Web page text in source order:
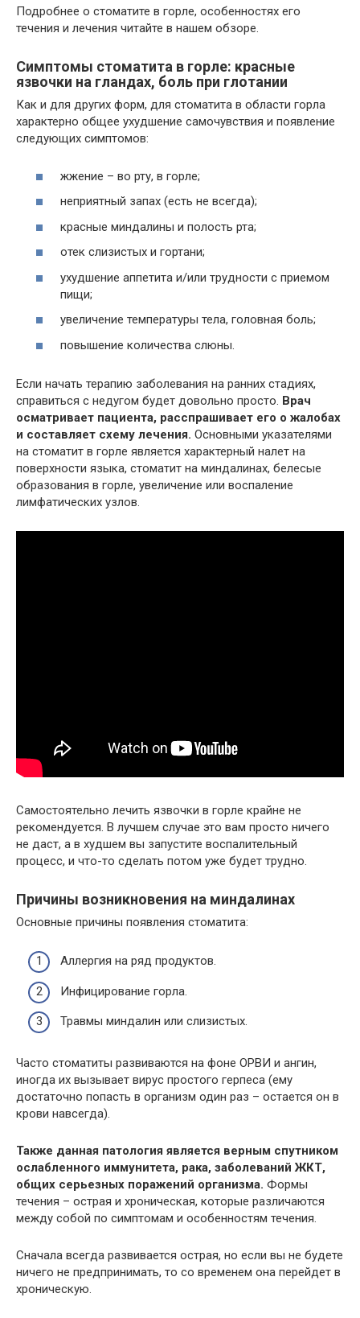
Подробнее о стоматите в горле, особенностях его
течения и лечения читайте в нашем обзоре.
Симптомы стоматита в горле: красные
язвочки на гландах, боль при глотании
Как и для других форм, для стоматита в области горла
характерно общее ухудшение самочувствия и появление
следующих симптомов:
жжение – во рту, в горле;
неприятный запах (есть не всегда);
красные миндалины и полость рта;
отек слизистых и гортани;
ухудшение аппетита и/или трудности с приемом
пищи;
увеличение температуры тела, головная боль;
повышение количества слюны.
Если начать терапию заболевания на ранних стадиях,
справиться с недугом будет довольно просто. Врач
осматривает пациента, расспрашивает его о жалобах
и составляет схему лечения. Основными указателями
на стоматит в горле является характерный налет на
поверхности языка, стоматит на миндалинах, белесые
образования в горле, увеличение или воспаление
лимфатических узлов.
Самостоятельно лечить язвочки в горле крайне не
рекомендуется. В лучшем случае это вам просто ничего
не даст, а в худшем вы запустите воспалительный
процесс, и что-то сделать потом уже будет трудно.
Причины возникновения на миндалинах
Основные причины появления стоматита:
Аллергия на ряд продуктов.
Инфицирование горла.
Травмы миндалин или слизистых.
Часто стоматиты развиваются на фоне ОРВИ и ангин,
иногда их вызывает вирус простого герпеса (ему
достаточно попасть в организм один раз – остается он в
крови навсегда).
Также данная патология является верным спутником
ослабленного иммунитета, рака, заболеваний ЖКТ,
общих серьезных поражений организма. Формы
течения – острая и хроническая, которые различаются
между собой по симптомам и особенностям течения.
Сначала всегда развивается острая, но если вы не будете
ничего не предпринимать, то со временем она перейдет в
хроническую.